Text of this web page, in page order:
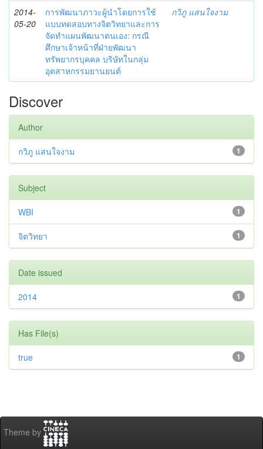
2014-
05-20
การพัฒนาภาวะผู้นำโดยการใช้
แบบทดสอบทางจิตวิทยาและการ
จัดทำแผนพัฒนาตนเอง: กรณี
ศึกษาเจ้าหน้าที่ฝ่ายพัฒนา
ทรัพยากรบุคคล บริษัทในกลุ่ม
อุตสาหกรรมยานยนต์
กวิภู แสนใจงาม
Discover
Author
1
กวิภู แสนใจงาม
Subject
1
WBI
1
จิตวิทยา
Date issued
1
2014
Has File(s)
1
true
Theme by